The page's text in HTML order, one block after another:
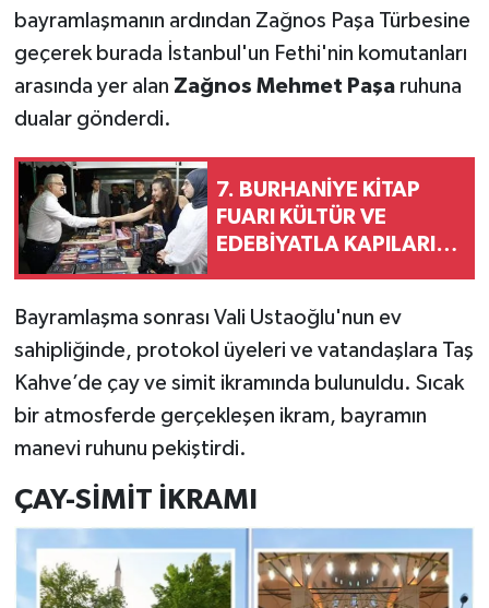
bayramlaşmanın ardından Zağnos Paşa Türbesine
geçerek burada İstanbul'un Fethi'nin komutanları
arasında yer alan Zağnos Mehmet Paşaruhuna
dualar gönderdi.
7. BURHANİYE KİTAP
FUARI KÜLTÜR VE
EDEBİYATLA KAPILARINI
Bayramlaşma sonrası Vali Ustaoğlu'nun ev
sahipliğinde, protokol üyeleri ve vatandaşlara Taş
Kahve’de çay ve simit ikramında bulunuldu. Sıcak
bir atmosferde gerçekleşen ikram, bayramın
manevi ruhunu pekiştirdi.
ÇAY-SİMİT İKRAMI